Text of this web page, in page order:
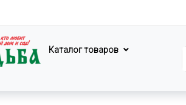
Каталог товаров